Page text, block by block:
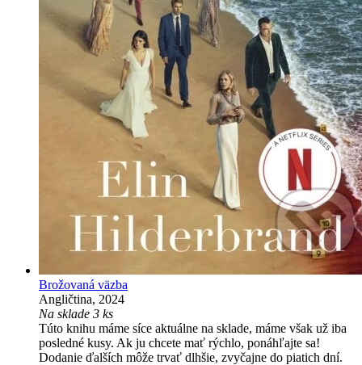
Brožovaná väzba
Angličtina, 2024
Na sklade 3 ks
Túto knihu máme síce aktuálne na sklade, máme však už iba
posledné kusy. Ak ju chcete mať rýchlo, ponáhľajte sa!
Dodanie ďalších môže trvať dlhšie, zvyčajne do piatich dní.